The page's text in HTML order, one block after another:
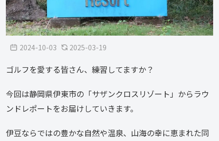
2024-10-03 2025-03-19
ゴルフを愛する皆さん、練習してますか？
今回は静岡県伊東市の「サザンクロスリゾート」からラウ
ンドレポートをお届けしていきます。
伊豆ならではの豊かな自然や温泉、山海の幸に恵まれた同